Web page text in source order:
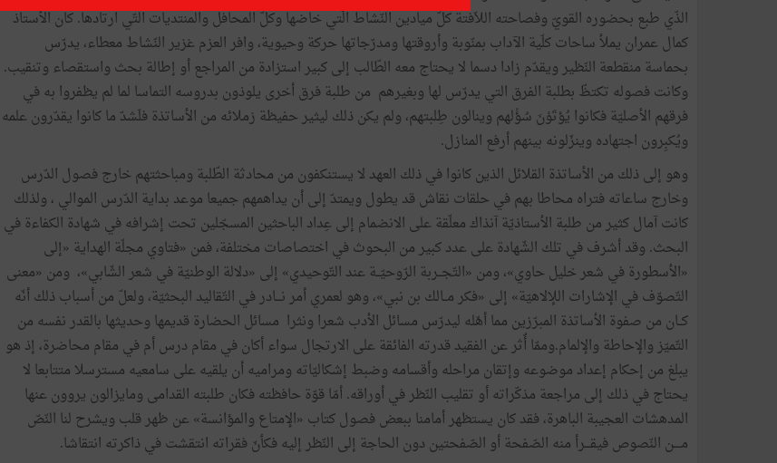
الذّي طبع بحضوره القويّ وفصاحته اللاّفتة كلّ ميادين النّشاط الّتي خاضها وكلّ المحافل والمنتديات التّي ارتادها. كان الأستاذ
كمال عمران يملأ ساحات كلّية الآداب بمنّوبة وأروقتها ومدرّجاتها حركة وحيوية، وافر العزم غزير النّشاط معطاء، يدرّس
بحماسة منقطعة النّظير ويقدّم زادا دسما لا يحتاج معه الطّالب إلى كبير استزادة من المراجع أو إطالة بحث واستقصاء وتنقيب.
وكانت فصوله تكتظّ بطلبة الفرق التي يدرّس لها وبغيرهم من طلبة فرق أخرى يلوذون بدروسه التماسا لما لم يظفروا به في
فرقهم الأصليّة فكانوا يُؤتَوْنَ سُؤْلهم وينالون طِلبتهم، ولم يكن ذلك ليثير حفيظة زملائه من الأساتذة فلَشدّ ما كانوا يقدّرون علمه
ويُكبِرون اجتهاده وينزّلونه بينهم أرفع المنازل.
وهو إلى ذلك من الأساتذة القلائل الذين كانوا في ذلك العهد لا يستنكفون من محادثة الطّلبة ومباحثتهم خارج فصول الدّرس
وخارج ساعاته فتراه محاطا بهم في حلقات نقاش قد يطول ويمتدّ إلى أن يداهمهم جميعا موعد بداية الدّرس الموالي ، ولذلك
كانت آمال كثير من طلبة الأستاذيّة آنذاك معلّقة على الانضمام إلى عِداد الباحثين المسجّلين تحت إشرافه في شهادة الكفاءة في
البحث. وقد أشرف في تلك الشّهادة على عدد كبير من البحوث في اختصاصات مختلفة، فمن «فتاوي مجلّة الهداية «إلى
«الأسطورة في شعر خليل حاوي»، ومن «التّجــربة الرّوحيّــة عند التّوحيدي» إلى «دلالة الوطنيّة في شعر الشّابي»، ومن «معنى
التّصوّف في الإشارات اللإلاهيّة» إلى «فكر مــالك بن نبي»، وهو لعمري أمر نـــادر في التّقاليد البحثيّة، ولعلّ من أسباب ذلك أنّه
كــان من صفوة الأساتذة المبرّزين مما أهّله ليدرّس مسائل الأدب شعرا ونثرا مسائل الحضارة قديمها وحديثها بالقدر نفسه من
التّميّز والإحاطة والإلمام.وممّا أٌثر عن الفقيد قدرته الفائقة على الارتجال سواء أكان في مقام درس أم في مقام محاضرة، إذ هو
يبلغ من إحكام إعداد موضوعه وإتقان مراحله وأقسامه وضبط إشكاليّاته ومراميه أن يلقيه على سامعيه مسترسلا متتابعا لا
يحتاج في ذلك إلى مراجعة مذكّراته أو تقليب النّظر في أوراقه. أمّا قوّة حافظته فكان طلبته القدامى ومايزالون يروون عنها
المدهشات العجيبة الباهرة، فقد كان يستظهر أمامنا ببعض فصول كتاب «الإمتاع والمؤانسة» عن ظهر قلب ويشرح لنا النّصّ
مــــن النّصوص فيقـــرأ منه الصّفحة أو الصّفحتين دون الحاجة إلى النّظر إليه فكأنّ فقراته انتقشت في ذاكرته انتقاشا.